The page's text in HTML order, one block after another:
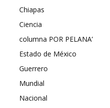
Chiapas
Ciencia
columna POR PELANA’
Estado de México
Guerrero
Mundial
Nacional